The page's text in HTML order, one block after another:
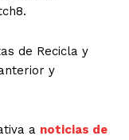
de Recicla y
y
a noticias de